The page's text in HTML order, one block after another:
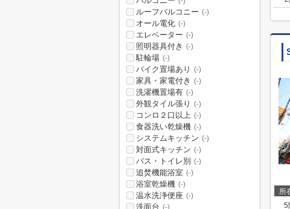
所
5
ルーフバルコニー (-)
オール電化 (-)
エレベーター (-)
照明器具付き (-)
駐輪場 (-)
バイク置場あり (-)
家具・家電付き (-)
洗濯機置場有 (-)
外観タイル張り (-)
コンロ２口以上 (-)
食器洗い乾燥機 (-)
システムキッチン (-)
対面式キッチン (-)
バス・トイレ別 (-)
追焚機能浴室 (-)
浴室乾燥機 (-)
温水洗浄便座 (-)
洗面台 (-)